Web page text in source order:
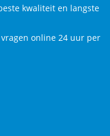
kwaliteit en langste
online 24 uur per